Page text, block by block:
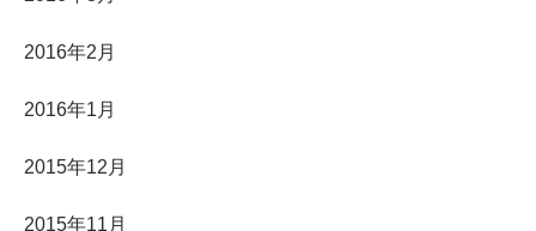
2016年2月
2016年1月
2015年12月
2015年11月